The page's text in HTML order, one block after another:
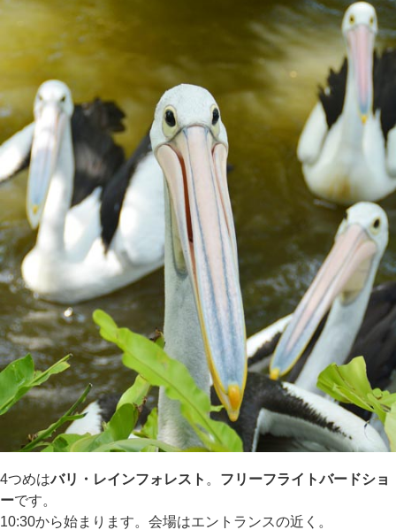
4つめはバリ・レインフォレスト 。 フリーフライトバードショ
ーです。
10:30から始まります。会場はエントランスの近く。